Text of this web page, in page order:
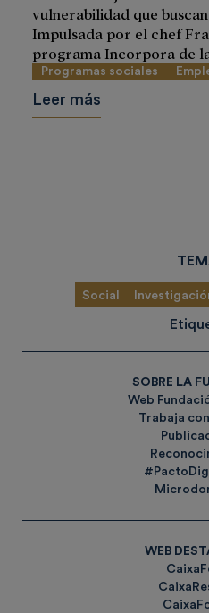
vulnerabilidad que
Impulsada por el chef
programa Incorpora de
Programas sociales
Leer más
Social
SOBRE LA
Web
Trabaja
WEB